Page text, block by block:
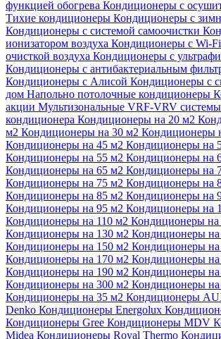
функцией обогрева Кондиционеры с
Тихие кондиционеры Кондиционеры с
Кондиционеры с системой самоочистки
ионизатором воздуха Кондиционеры с Wi-Fi
очисткой воздуха Кондиционеры с
Кондиционеры с антибактериальным
Кондиционеры с Алисой Кондиционеры с
дом Напольно потолочные кондиционеры
акции Мультизональные VRF-VRV системы
кондиционера Кондиционеры на 20 м2
м2 Кондиционеры на 30 м2 Кондиционеры
Кондиционеры на 45 м2 Кондиционеры на
Кондиционеры на 55 м2 Кондиционеры на
Кондиционеры на 65 м2 Кондиционеры на
Кондиционеры на 75 м2 Кондиционеры на
Кондиционеры на 85 м2 Кондиционеры на
Кондиционеры на 95 м2 Кондиционеры на
Кондиционеры на 110 м2 Кондиционеры на
Кондиционеры на 130 м2 Кондиционеры на
Кондиционеры на 150 м2 Кондиционеры на
Кондиционеры на 170 м2 Кондиционеры на
Кондиционеры на 190 м2 Кондиционеры на
Кондиционеры на 300 м2 Кондиционеры на
Кондиционеры на 35 м2 Кондиционеры
Denko Кондиционеры Energolux
Кондиционеры Gree Кондиционеры MDV
Midea Кондиционеры Royal Thermo